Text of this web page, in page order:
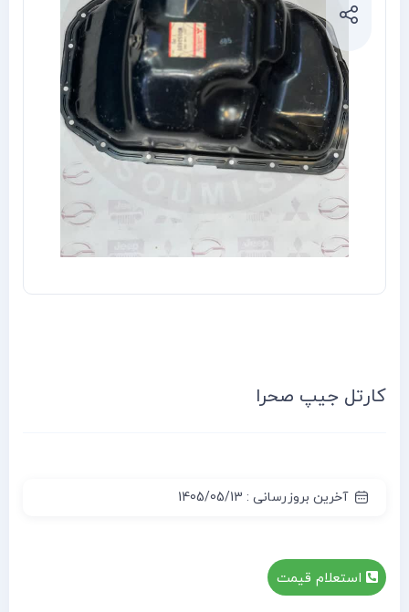
کارتل جیپ صحرا
آخرین بروزرسانی : 1405/05/13
استعلام قیمت